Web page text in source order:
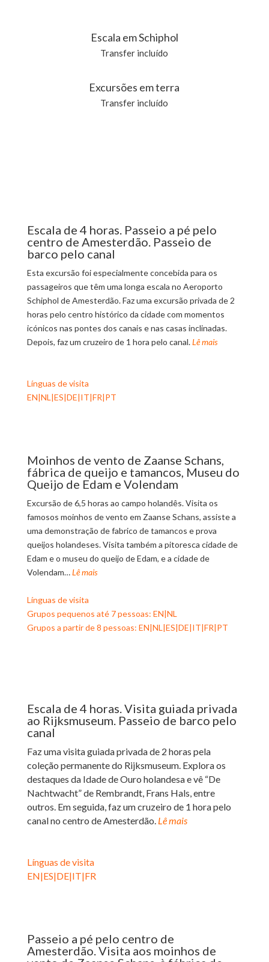
Escala em Schiphol
Transfer incluído
Excursões em terra
Transfer incluído
Escala de 4 horas. Passeio a pé pelo
centro de Amesterdão. Passeio de
barco pelo canal
Esta excursão foi especialmente concebida para os
passageiros que têm uma longa escala no Aeroporto
Schiphol de Amesterdão. Faz uma excursão privada de 2
horas pelo centro histórico da cidade com momentos
icónicos nas pontes dos canais e nas casas inclinadas.
Depois, faz um cruzeiro de 1 hora pelo canal.Lê mais
Línguas de visita
EN|NL|ES|DE|IT|FR|PT
Moinhos de vento de Zaanse Schans,
fábrica de queijo e tamancos, Museu do
Queijo de Edam e Volendam
Excursão de 6,5 horas ao campo holandês. Visita os
famosos moinhos de vento em Zaanse Schans, assiste a
uma demonstração de fabrico de tamancos e prova
queijos holandeses. Visita também a pitoresca cidade de
Edam e o museu do queijo de Edam, e a cidade de
Volendam…Lê mais
Línguas de visita
Grupos pequenos até 7 pessoas: EN|NL
Grupos a partir de 8 pessoas: EN|NL|ES|DE|IT|FR|PT
Escala de 4 horas. Visita guiada privada
ao Rijksmuseum. Passeio de barco pelo
canal
Faz uma visita guiada privada de 2 horas pela
coleção permanente do Rijksmuseum. Explora os
destaques da Idade de Ouro holandesa e vê “De
Nachtwacht” de Rembrandt, Frans Hals, entre
outros. Em seguida, faz um cruzeiro de 1 hora pelo
canal no centro de Amesterdão. Lê mais
Línguas de visita
EN|ES|DE|IT|FR
Passeio a pé pelo centro de
Amesterdão. Visita aos moinhos de